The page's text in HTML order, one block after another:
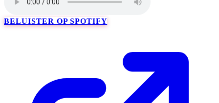
BELUISTER OP SPOTIFY